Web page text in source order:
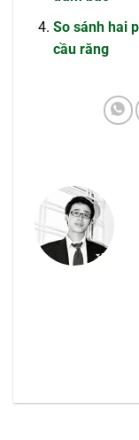
So sánh hai
cầu răng